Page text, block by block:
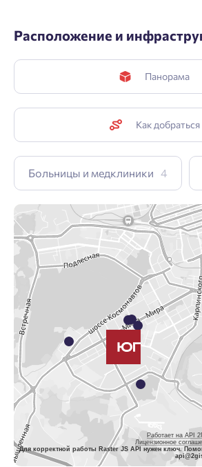
Расположение и
Панорама
Как добраться
Больницы и медклиники 4
Работает на API
Лицензионное
Для корректной работы Raster JS API нужен ключ.